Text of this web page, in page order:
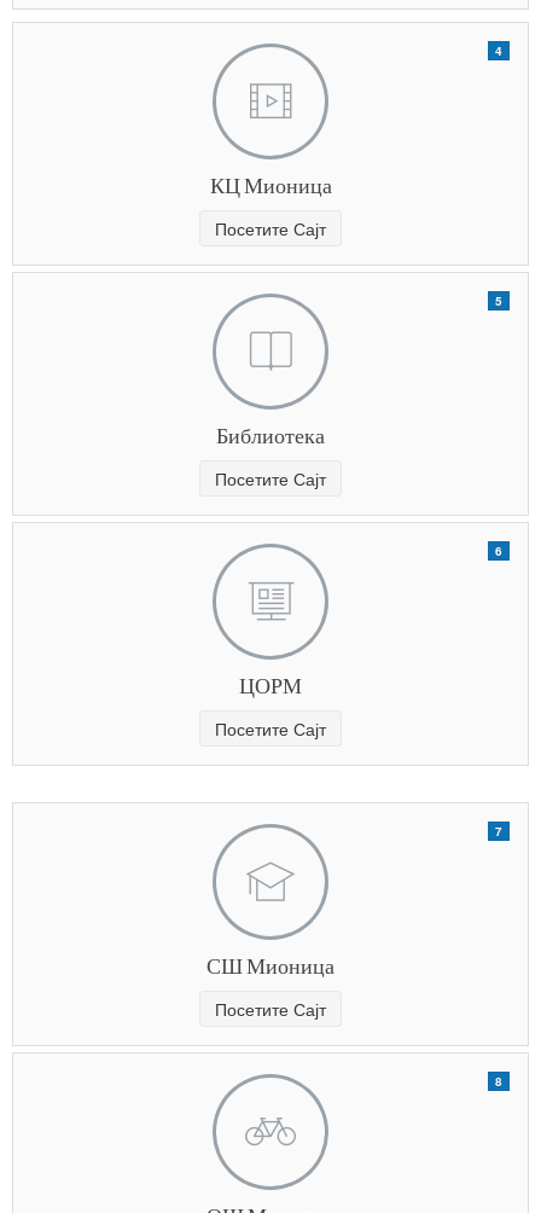
4
КЦ Мионица
Посетите Сајт
5
Библиотека
Посетите Сајт
6
ЦОРМ
Посетите Сајт
7
СШ Мионица
Посетите Сајт
8